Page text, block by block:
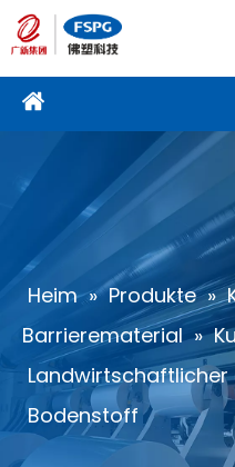
Heim » Produkte »
Barrierematerial »
Bodenstoff